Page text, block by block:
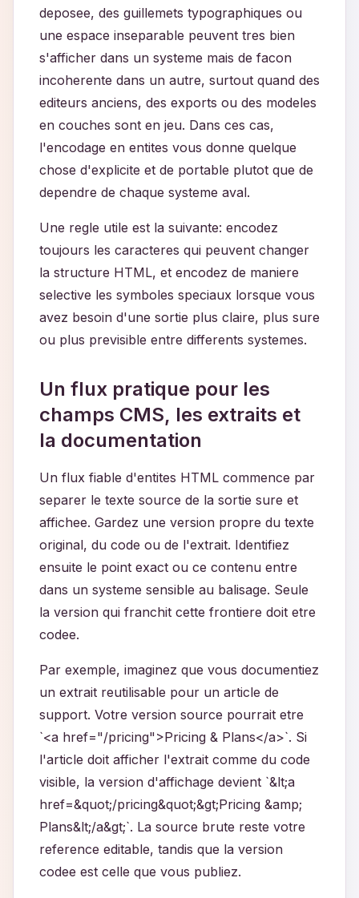
deposee, des guillemets typographiques ou
une espace inseparable peuvent tres bien
s'afficher dans un systeme mais de facon
incoherente dans un autre, surtout quand des
editeurs anciens, des exports ou des modeles
en couches sont en jeu. Dans ces cas,
l'encodage en entites vous donne quelque
chose d'explicite et de portable plutot que de
dependre de chaque systeme aval.
Une regle utile est la suivante: encodez
toujours les caracteres qui peuvent changer
la structure HTML, et encodez de maniere
selective les symboles speciaux lorsque vous
avez besoin d'une sortie plus claire, plus sure
ou plus previsible entre differents systemes.
Un flux pratique pour les
champs CMS, les extraits et
la documentation
Un flux fiable d'entites HTML commence par
separer le texte source de la sortie sure et
affichee. Gardez une version propre du texte
original, du code ou de l'extrait. Identifiez
ensuite le point exact ou ce contenu entre
dans un systeme sensible au balisage. Seule
la version qui franchit cette frontiere doit etre
codee.
Par exemple, imaginez que vous documentiez
un extrait reutilisable pour un article de
support. Votre version source pourrait etre
`<a href="/pricing">Pricing & Plans</a>`. Si
l'article doit afficher l'extrait comme du code
visible, la version d'affichage devient `&lt;a
href=&quot;/pricing&quot;&gt;Pricing &amp;
Plans&lt;/a&gt;`. La source brute reste votre
reference editable, tandis que la version
codee est celle que vous publiez.